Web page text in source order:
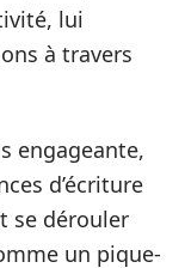
lui
à travers
engageante,
d’écriture
se dérouler
un pique-